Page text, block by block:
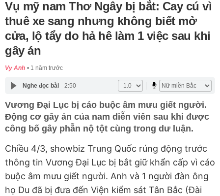
Vụ mỹ nam Thơ Ngây bị bắt: Cay cú vì
thuê xe sang nhưng không biết mở
cửa, lộ tẩy do hả hê làm 1 việc sau khi
gây án
Vy Anh 1 năm trước
Nghe đọc bài 2:50
Vương Đại Lục bị cáo buộc âm mưu giết người.
Động cơ gây án của nam diễn viên sau khi được
công bố gây phẫn nộ tột cùng trong dư luận.
Chiều 4/3, showbiz Trung Quốc rúng động trước
thông tin Vương Đại Lục bị bắt giữ khẩn cấp vì cáo
buộc âm mưu giết người. Anh và 1 người đàn ông
họ Du đã bị đưa đến Viện kiểm sát Tân Bắc (Đài